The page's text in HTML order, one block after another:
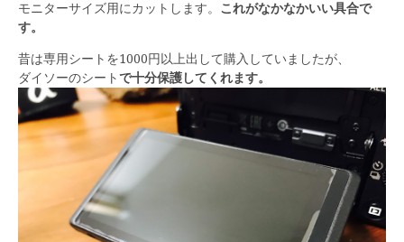
モニターサイズ用にカットします。 これがなかなかいい具合で
す。
昔は専用シートを1000円以上出して購入していましたが、
ダイソーのシートで十分保護してくれます。